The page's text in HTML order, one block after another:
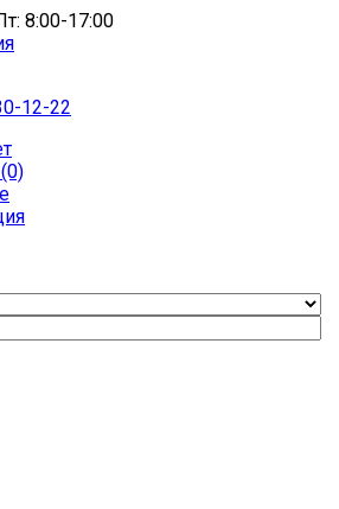
8:00-17:00
12-22